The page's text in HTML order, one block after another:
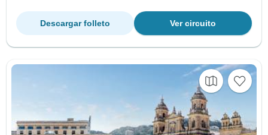
Ver circuito
Descargar folleto